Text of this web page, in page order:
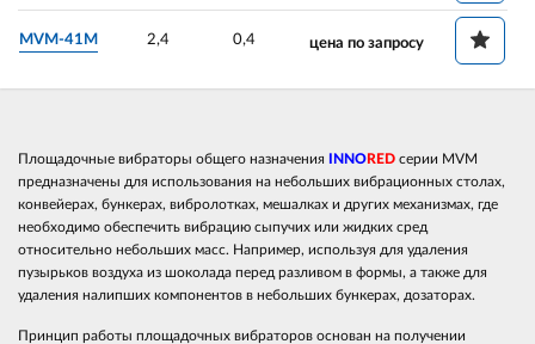
MVM-41M 2,4 0,4 цена по запросу
Площадочные вибраторы общего назначения INNORED серии MVM
предназначены для использования на небольших вибрационных столах,
конвейерах, бункерах, вибролотках, мешалках и других механизмах, где
необходимо обеспечить вибрацию сыпучих или жидких сред
относительно небольших масс. Например, используя для удаления
пузырьков воздуха из шоколада перед разливом в формы, а также для
удаления налипших компонентов в небольших бункерах, дозаторах.
Принцип работы площадочных вибраторов основан на получении